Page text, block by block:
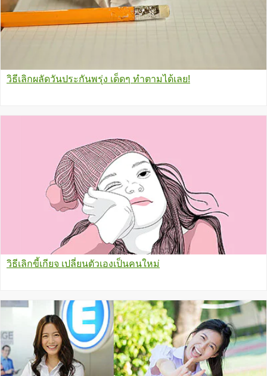
วิธีเลิกผลัดวันประกันพรุ่ง เด็ดๆ ทำตามได้เลย!
วิธีเลิกขี้เกียจ เปลี่ยนตัวเองเป็นคนใหม่